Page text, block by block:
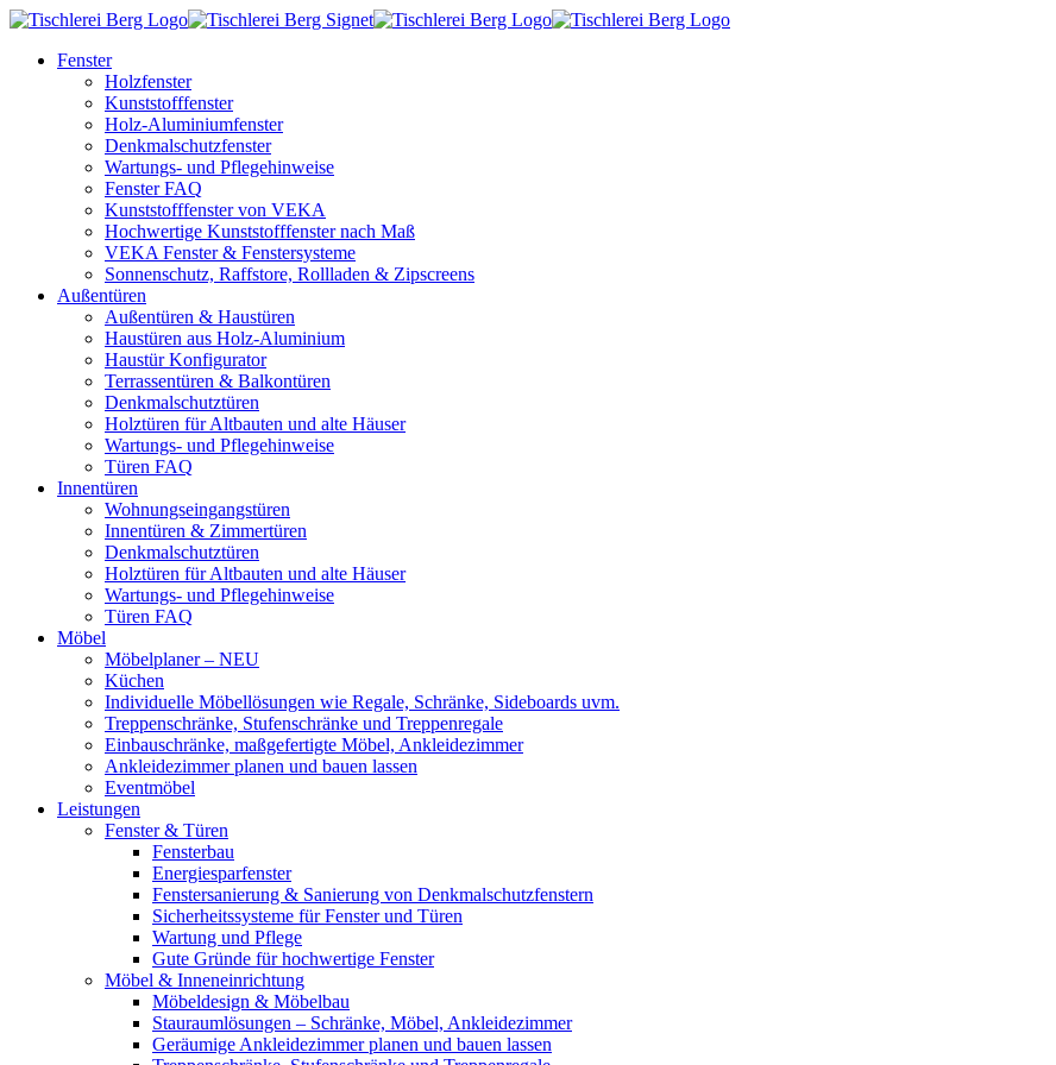
Fenster
Holzfenster
Kunststofffenster
Holz-Aluminiumfenster
Denkmalschutzfenster
Wartungs- und Pflegehinweise
Fenster FAQ
Kunststofffenster von VEKA
Hochwertige Kunststofffenster nach Maß
VEKA Fenster & Fenstersysteme
Sonnenschutz, Raffstore, Rollladen & Zipscreens
Außentüren
Außentüren & Haustüren
Haustüren aus Holz-Aluminium
Haustür Konfigurator
Terrassentüren & Balkontüren
Denkmalschutztüren
Holztüren für Altbauten und alte Häuser
Wartungs- und Pflegehinweise
Türen FAQ
Innentüren
Wohnungseingangstüren
Innentüren & Zimmertüren
Denkmalschutztüren
Holztüren für Altbauten und alte Häuser
Wartungs- und Pflegehinweise
Türen FAQ
Möbel
Möbelplaner – NEU
Küchen
Individuelle Möbellösungen wie Regale, Schränke, Sideboards uvm.
Treppenschränke, Stufenschränke und Treppenregale
Einbauschränke, maßgefertigte Möbel, Ankleidezimmer
Ankleidezimmer planen und bauen lassen
Eventmöbel
Leistungen
Fenster & Türen
Fensterbau
Energiesparfenster
Fenstersanierung & Sanierung von Denkmalschutzfenstern
Sicherheitssysteme für Fenster und Türen
Wartung und Pflege
Gute Gründe für hochwertige Fenster
Möbel & Inneneinrichtung
Möbeldesign & Möbelbau
Stauraumlösungen – Schränke, Möbel, Ankleidezimmer
Geräumige Ankleidezimmer planen und bauen lassen